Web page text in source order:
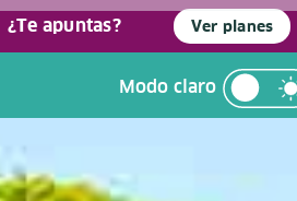
¿Te apuntas? Ver planes
Modo claro